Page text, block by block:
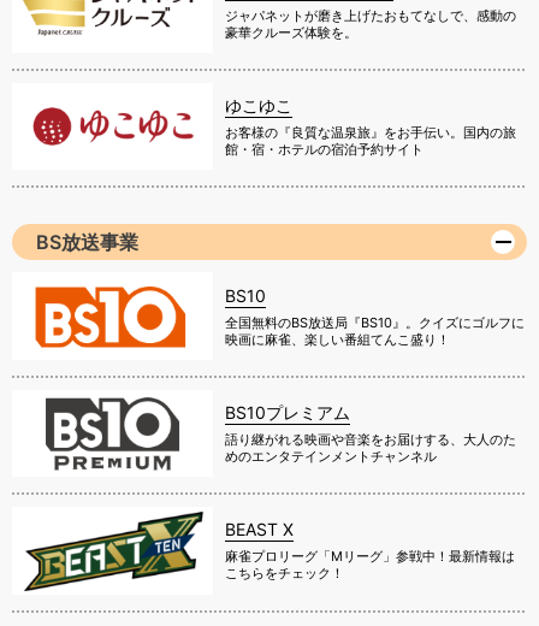
ジャパネットが磨き上げたおもてなしで、感動の
豪華クルーズ体験を。
ゆこゆこ
お客様の『良質な温泉旅』をお手伝い。国内の旅
館・宿・ホテルの宿泊予約サイト
BS放送事業
BS10
全国無料のBS放送局『BS10』。クイズにゴルフに
映画に麻雀、楽しい番組てんこ盛り！
BS10プレミアム
語り継がれる映画や音楽をお届けする、大人のた
めのエンタテインメントチャンネル
BEAST X
麻雀プロリーグ「Mリーグ」参戦中！最新情報は
こちらをチェック！